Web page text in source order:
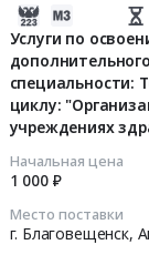
Услуги по
специальности:
циклу:
учреждениях
Начальная цена
1 000 ₽
Место поставки
г. Благовещенск,